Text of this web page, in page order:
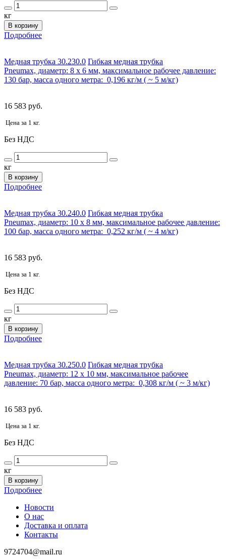
кг
В корзину
Подробнее
Медная трубка 30.230.0 Гибкая медная трубка
Pneumax, диаметр: 8 х 6 мм, максимальное рабочее давление:
130 бар, масса одного метра: 0,196 кг/м ( ~ 5 м/кг)
16 583 руб.
Цена за 1 кг.
Без НДС
кг
В корзину
Подробнее
Медная трубка 30.240.0 Гибкая медная трубка
Pneumax, диаметр: 10 х 8 мм, максимальное рабочее давление:
100 бар, масса одного метра: 0,252 кг/м ( ~ 4 м/кг)
16 583 руб.
Цена за 1 кг.
Без НДС
кг
В корзину
Подробнее
Медная трубка 30.250.0 Гибкая медная трубка
Pneumax, диаметр: 12 х 10 мм, максимальное рабочее
давление: 70 бар, масса одного метра: 0,308 кг/м ( ~ 3 м/кг)
16 583 руб.
Цена за 1 кг.
Без НДС
кг
В корзину
Подробнее
Новости
О нас
Доставка и оплата
Контакты
9724704@mail.ru